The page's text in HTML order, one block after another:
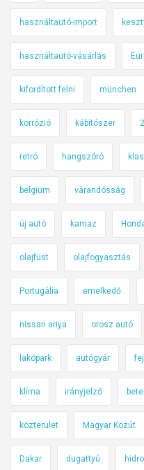
használtautó-import
használtautó-vásárlás
kifordított felni münchen
korrózió kábítószer
retró hangszóró
belgium várandósság
új autó kamaz
olajfüst olajfogyasztás
Portugália emelkedő
nissan ariya orosz autó
lakópark autógyár
klíma irányjelző
közterület Magyar Közút
Dakar dugattyú